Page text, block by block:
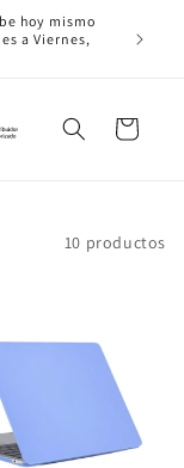
hoy mismo
a Viernes,
Carrito
10 productos